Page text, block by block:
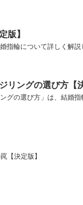
版】
婚指輪について詳しく解
リングの選び方【
グの選び方」は、結婚
【決定版】